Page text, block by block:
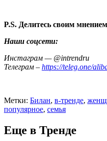
P.S. Делитесь своим
Наши соцсети:
Инстаграм — @intrendru
Телеграм – https://teleg.one/
Метки: Билан, в-тренде,
популярное, семья
Еще в Тренде